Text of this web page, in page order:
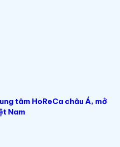
tâm HoReCa châu Á, mở
Nam